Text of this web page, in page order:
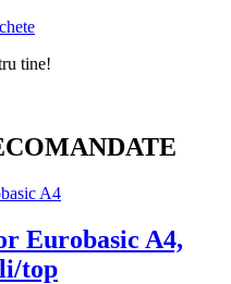
tine!
Eurobasic A4,
top